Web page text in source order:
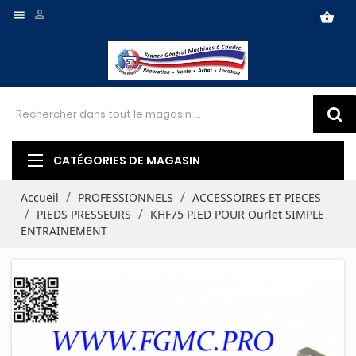
 shopping_basket

CATÉGORIES DE MAGASIN
Accueil PROFESSIONNELS
ACCESSOIRES ET PIECES
PIEDS PRESSEURS
KHF75 PIED POUR Ourlet SIMPLE
ENTRAINEMENT